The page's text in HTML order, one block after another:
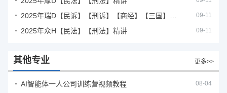
09-11
2025年众H【民法】【刑法】精讲 09-11
其他专业 更多>>
AI智能体一人公司训练营视频教程 08-04